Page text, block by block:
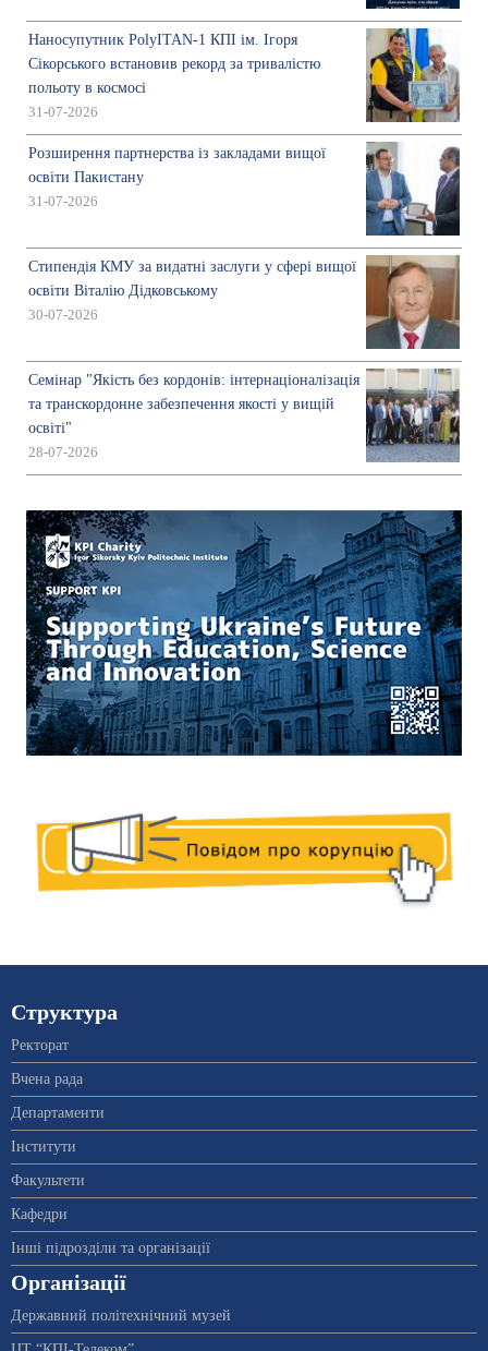
Наносупутник PolyITAN-1 КПІ ім. Ігоря
Сікорського встановив рекорд за тривалістю
польоту в космосі
31-07-2026
Розширення партнерства із закладами вищої
освіти Пакистану
31-07-2026
Стипендія КМУ за видатні заслуги у сфері вищої
освіти Віталію Дідковському
30-07-2026
Семінар "Якість без кордонів: інтернаціоналізація
та транскордонне забезпечення якості у вищій
освіті"
28-07-2026
Структура
Ректорат
Вчена рада
Департаменти
Інститути
Факультети
Кафедри
Інші підрозділи та організації
Організації
Державний політехнічний музей